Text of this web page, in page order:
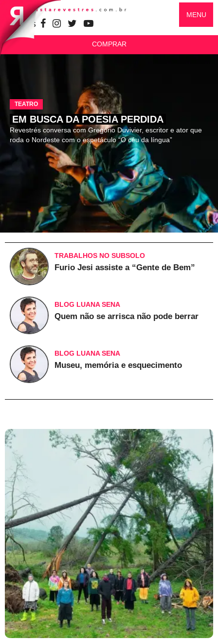
SIGA-NOS
MENU
COMPRAR
TEATRO
EM BUSCA DA POESIA PERDIDA
Revestrés conversa com Gregório Duvivier, escritor e ator que
roda o Nordeste com o espetáculo “O céu da língua”
TRABALHOS NO SUBSOLO
Furio Jesi assiste a “Gente de Bem”
BLOG LUANA SENA
Quem não se arrisca não pode berrar
BLOG LUANA SENA
Museu, memória e esquecimento